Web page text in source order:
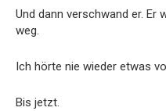
Und dann verschwand er. Er
weg.
Ich hörte nie wieder etwas
Bis jetzt.